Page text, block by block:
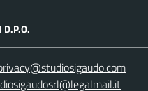
D.P.O.